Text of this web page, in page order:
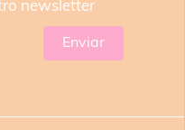
newsletter